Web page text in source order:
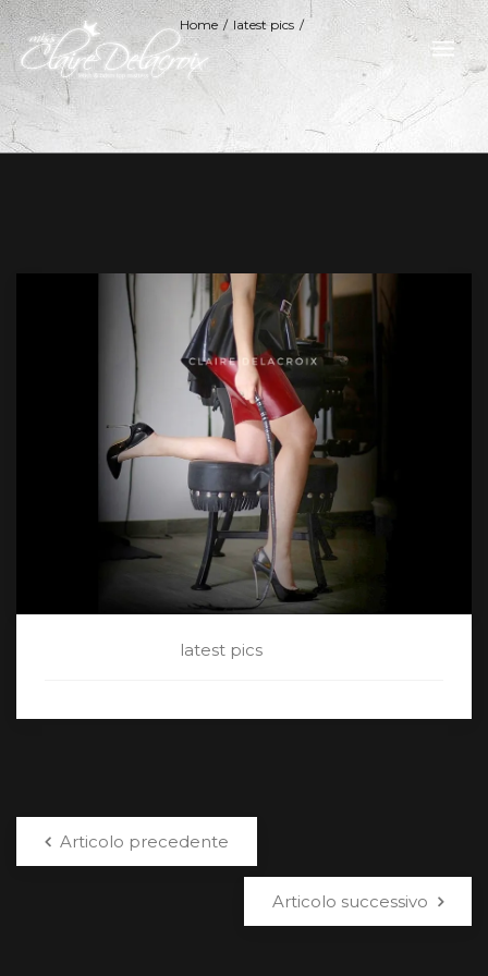
Home / latest pics /
latest pics
Articolo precedente
Articolo successivo